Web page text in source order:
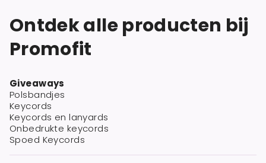
Ontdek alle producten bij
Promofit
Giveaways
Polsbandjes
Keycords
Keycords en lanyards
Onbedrukte keycords
Spoed Keycords